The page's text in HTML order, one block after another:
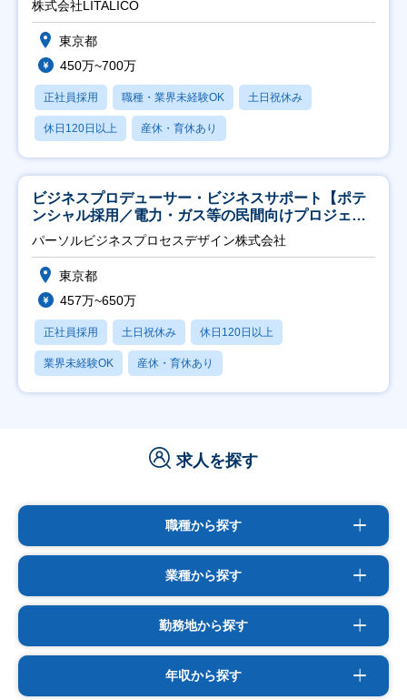
株式会社LITALICO
東京都
450万~700万
正社員採用 職種・業界未経験OK 土日祝休み
休日120日以上 産休・育休あり
ビジネスプロデューサー・ビジネスサポート【ポテ
ンシャル採用／電力・ガス等の民間向けプロジェク
ト推進】
パーソルビジネスプロセスデザイン株式会社
東京都
457万~650万
正社員採用 土日祝休み 休日120日以上
業界未経験OK 産休・育休あり
求人を探す
職種から探す
業種から探す
勤務地から探す
年収から探す